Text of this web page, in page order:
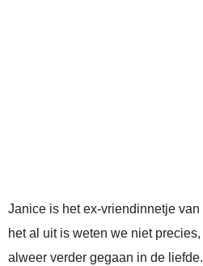
Janice is het ex-vriendinnetje
het al uit is weten we niet
alweer verder gegaan in de